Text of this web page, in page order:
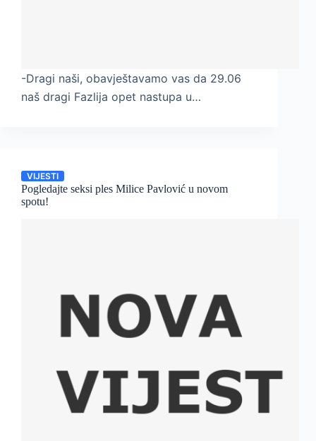
-Dragi naši, obavještavamo vas da 29.06
naš dragi Fazlija opet nastupa u…
VIJESTI
Pogledajte seksi ples Milice Pavlović u novom
spotu!